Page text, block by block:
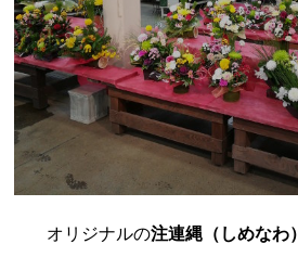
オリジナルの注連縄（しめなわ）